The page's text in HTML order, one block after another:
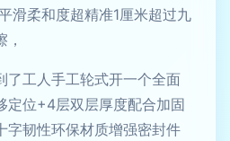
滑柔和度超精准1厘米超过九
了工人手工轮式开一个全面
定位+4层双层厚度配合加固
字韧性环保材质增强密封件